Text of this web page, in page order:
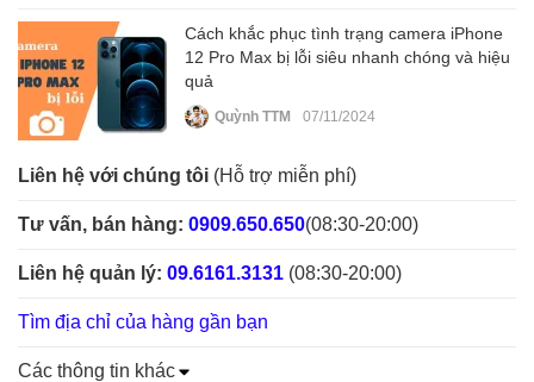
Cách khắc phục tình trạng camera iPhone
12 Pro Max bị lỗi siêu nhanh chóng và hiệu
quả
Quỳnh TTM 07/11/2024
Liên hệ với chúng tôi (Hỗ trợ miễn phí)
Tư vấn, bán hàng: 0909.650.650(08:30-20:00)
Liên hệ quản lý: 09.6161.3131 (08:30-20:00)
Tìm địa chỉ của hàng gần bạn
Các thông tin khác